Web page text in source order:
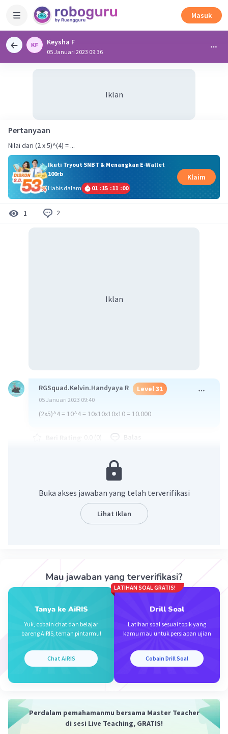
Masuk
Keysha F
05 Januari 2023 09:36
Iklan
Pertanyaan
Nilai dari (2 x 5)^(4) = ...
Ikuti Tryout SNBT & Menangkan E-Wallet
100rb
Habis dalam
01 :15 :10 :59
Klaim
1 2
Iklan
RGSquad.Kelvin.Handyaya R Level 31
05 Januari 2023 09:40
(2x5)^4 = 10^4 = 10x10x10x10 = 10.000
Balas
Iklan
Ingat aja rumus ini
akan sama dengan
Beri Rating Balas
Buka akses jawaban yang telah terverifikasi
Lihat Iklan
Mau jawaban yang terverifikasi?
Tanya ke AiRIS
Yuk, cobain chat dan belajar
bareng AiRIS, teman pintarmu!
Chat AiRIS
LATIHAN SOAL GRATIS!
Drill Soal
Latihan soal sesuai topik yang
kamu mau untuk persiapan ujian
Cobain Drill Soal
Perdalam pemahamanmu bersama Master Teacher
di sesi Live Teaching, GRATIS!